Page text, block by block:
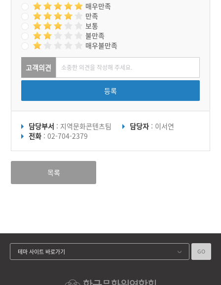
매우만족
만족
보통
불만족
매우불만족
고객의견
등록
담당부서 : 지역문화콘텐츠팀 담당자 : 이서연
전화 : 02-704-2379
목록
테마 사이트 바로가기 GO